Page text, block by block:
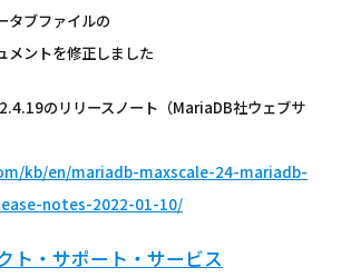
タブファイルの
メントを修正しました
のリリースノート（MariaDB社ウェブサ
kb/en/mariadb-maxscale-24-mariadb-
notes-2022-01-10/
ト・サポート・サービス